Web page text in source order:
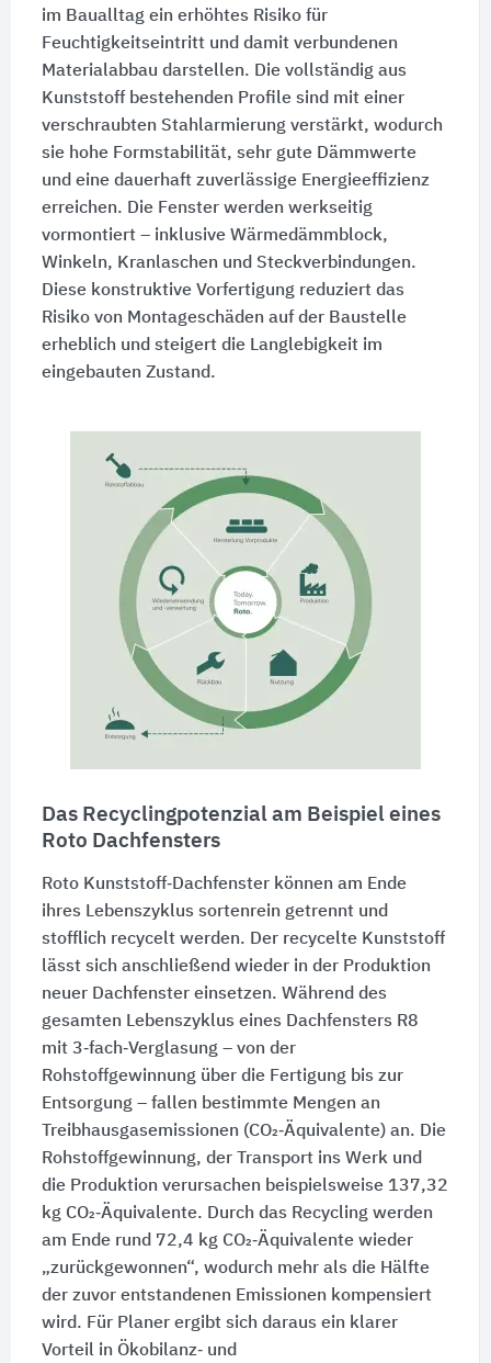
im Baualltag ein erhöhtes Risiko für
Feuchtigkeitseintritt und damit verbundenen
Materialabbau darstellen. Die vollständig aus
Kunststoff bestehenden Profile sind mit einer
verschraubten Stahlarmierung verstärkt, wodurch
sie hohe Formstabilität, sehr gute Dämmwerte
und eine dauerhaft zuverlässige Energieeffizienz
erreichen. Die Fenster werden werkseitig
vormontiert – inklusive Wärmedämmblock,
Winkeln, Kranlaschen und Steckverbindungen.
Diese konstruktive Vorfertigung reduziert das
Risiko von Montageschäden auf der Baustelle
erheblich und steigert die Langlebigkeit im
eingebauten Zustand.
Das Recyclingpotenzial am Beispiel eines
Roto Dachfensters
Roto Kunststoff‑Dachfenster können am Ende
ihres Lebenszyklus sortenrein getrennt und
stofflich recycelt werden. Der recycelte Kunststoff
lässt sich anschließend wieder in der Produktion
neuer Dachfenster einsetzen. Während des
gesamten Lebenszyklus eines Dachfensters R8
mit 3‑fach‑Verglasung – von der
Rohstoffgewinnung über die Fertigung bis zur
Entsorgung – fallen bestimmte Mengen an
Treibhausgasemissionen (CO₂‑Äquivalente) an. Die
Rohstoffgewinnung, der Transport ins Werk und
die Produktion verursachen beispielsweise 137,32
kg CO₂‑Äquivalente. Durch das Recycling werden
am Ende rund 72,4 kg CO₂‑Äquivalente wieder
„zurückgewonnen“, wodurch mehr als die Hälfte
der zuvor entstandenen Emissionen kompensiert
wird. Für Planer ergibt sich daraus ein klarer
Vorteil in Ökobilanz‑ und